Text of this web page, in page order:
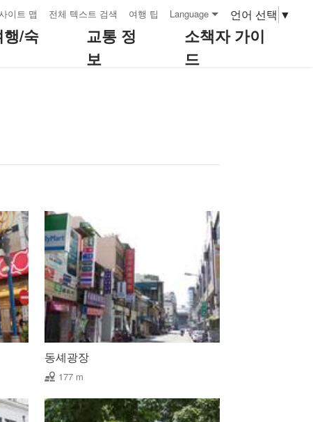
이트 맵 전체 텍스트 검색 여행 팁 Language 언어 선택 ▼
/숙
교통 정
보
소책자 가이
드
동셰광장
177 m